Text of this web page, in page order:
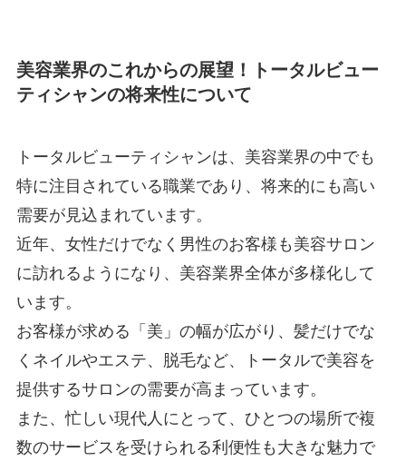
美容業界のこれからの展望！トータルビュー
ティシャンの将来性について
トータルビューティシャンは、美容業界の中でも
特に注目されている職業であり、将来的にも高い
需要が見込まれています。
近年、女性だけでなく男性のお客様も美容サロン
に訪れるようになり、美容業界全体が多様化して
います。
お客様が求める「美」の幅が広がり、髪だけでな
くネイルやエステ、脱毛など、トータルで美容を
提供するサロンの需要が高まっています。
また、忙しい現代人にとって、ひとつの場所で複
数のサービスを受けられる利便性も大きな魅力で